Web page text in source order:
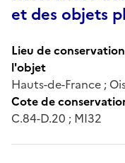
et des objets
Lieu de
l'objet
Hauts-de-France ;
Cote de
C.84-D.20 ; MI32